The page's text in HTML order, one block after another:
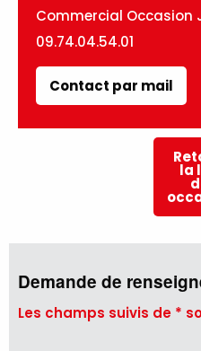
Commercial Occasion
09.74.04.54.01
Contact par mail
la
Demande de
Les champs suivis de *